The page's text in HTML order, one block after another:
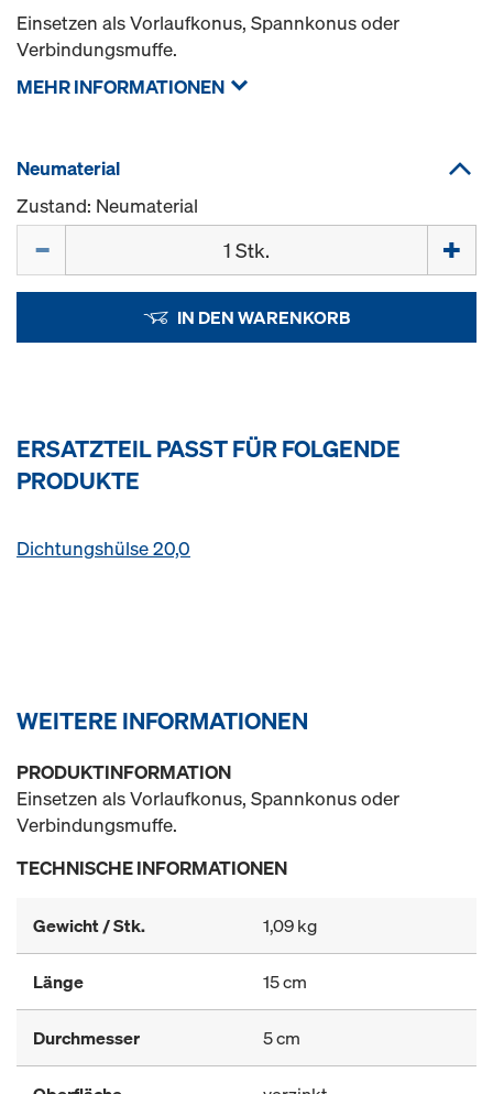
Einsetzen als Vorlaufkonus, Spannkonus oder
Verbindungsmuffe.
MEHR INFORMATIONEN
Neumaterial
Zustand: Neumaterial
IN DEN WARENKORB
ERSATZTEIL PASST FÜR FOLGENDE
PRODUKTE
Dichtungshülse 20,0
WEITERE INFORMATIONEN
PRODUKTINFORMATION
Einsetzen als Vorlaufkonus, Spannkonus oder
Verbindungsmuffe.
TECHNISCHE INFORMATIONEN
Gewicht / Stk. 1,09 kg
Länge 15 cm
Durchmesser 5 cm